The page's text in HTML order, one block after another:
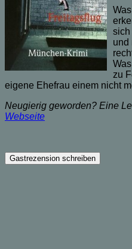
sich
und
zu
eigene Ehefrau einem nicht
Neugierig geworden? Eine
Webseite